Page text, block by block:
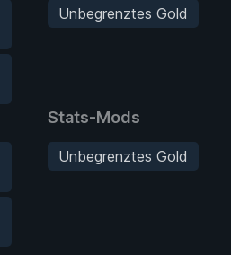
Unbegrenztes Gold
Stats-Mods
Unbegrenztes Gold